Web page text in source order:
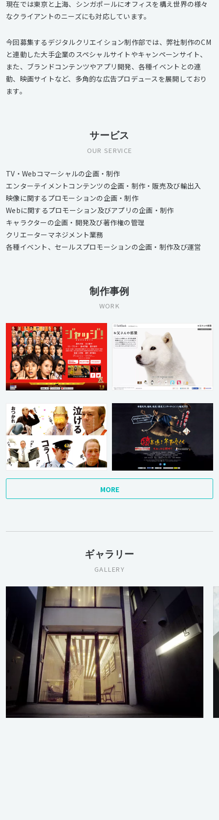
現在では東京と上海、シンガポールにオフィスを構え世界の様々
なクライアントのニーズにも対応しています。
今回募集するデジタルクリエイション制作部では、弊社制作のCM
と連動した大手企業のスペシャルサイトやキャンペーンサイト、
また、ブランドコンテンツやアプリ開発、各種イベントとの連
動、映画サイトなど、多角的な広告プロデュースを展開しており
ます。
サービス
OUR SERVICE
TV・Webコマーシャルの企画・制作
エンターテイメントコンテンツの企画・制作・販売及び輸出入
映像に関するプロモーションの企画・制作
Webに関するプロモーション及びアプリの企画・制作
キャラクターの企画・開発及び著作権の管理
クリエーターマネジメント業務
各種イベント、セールスプロモーションの企画・制作及び運営
制作事例
WORK
MORE
ギャラリー
GALLERY